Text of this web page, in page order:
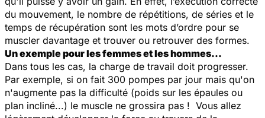
du mouvement, le nombre de répétitions, de séries et le
temps de récupération sont les mots d’ordre pour se
muscler davantage et trouver ou retrouver des formes.
Un exemple pour les femmes et les hommes…
Dans tous les cas, la charge de travail doit progresser.
Par exemple, si on fait 300 pompes par jour mais qu'on
n'augmente pas la difficulté (poids sur les épaules ou
plan incliné...) le muscle ne grossira pas ! Vous allez